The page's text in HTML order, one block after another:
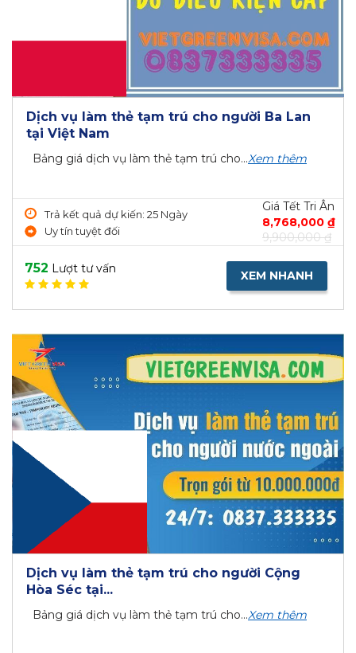
Dịch vụ làm thẻ tạm trú cho người Ba Lan
tại Việt Nam
Bảng giá dịch vụ làm thẻ tạm trú cho...Xem thêm
Trả kết quả dự kiến: 25 Ngày
Uy tín tuyệt đối
Giá Tết Tri Ân
8,768,000 ₫
9,900,000 ₫
752 Lượt tư vấn XEM NHANH
Dịch vụ làm thẻ tạm trú cho người Cộng
Hòa Séc tại...
Bảng giá dịch vụ làm thẻ tạm trú cho...Xem thêm